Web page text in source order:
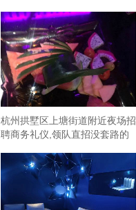
杭州拱墅区上塘街道附近夜场招
聘商务礼仪,领队直招没套路的